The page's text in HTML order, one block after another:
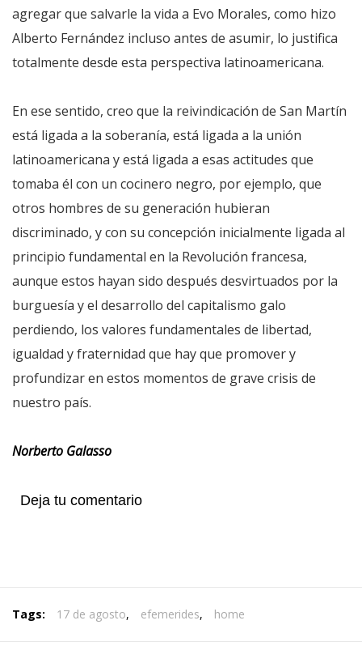
agregar que salvarle la vida a Evo Morales, como hizo
Alberto Fernández incluso antes de asumir, lo justifica
totalmente desde esta perspectiva latinoamericana.
En ese sentido, creo que la reivindicación de San Martín
está ligada a la soberanía, está ligada a la unión
latinoamericana y está ligada a esas actitudes que
tomaba él con un cocinero negro, por ejemplo, que
otros hombres de su generación hubieran
discriminado, y con su concepción inicialmente ligada al
principio fundamental en la Revolución francesa,
aunque estos hayan sido después desvirtuados por la
burguesía y el desarrollo del capitalismo galo
perdiendo, los valores fundamentales de libertad,
igualdad y fraternidad que hay que promover y
profundizar en estos momentos de grave crisis de
nuestro país.
Norberto Galasso
Deja tu comentario
Tags: 17 de agosto, efemerides, home